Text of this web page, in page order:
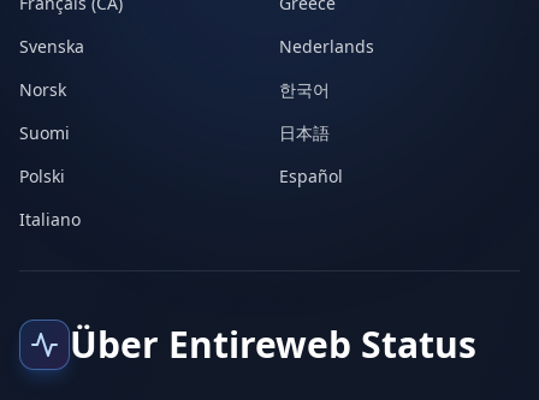
Svenska
Nederlands
Norsk
한국어
Suomi
日本語
Polski
Español
Italiano
Über Entireweb Status